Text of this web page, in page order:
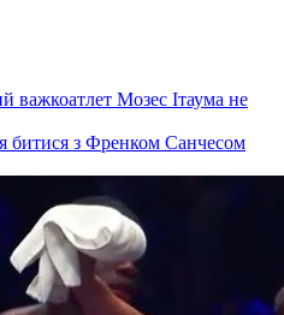
битися з Френком Санчесом